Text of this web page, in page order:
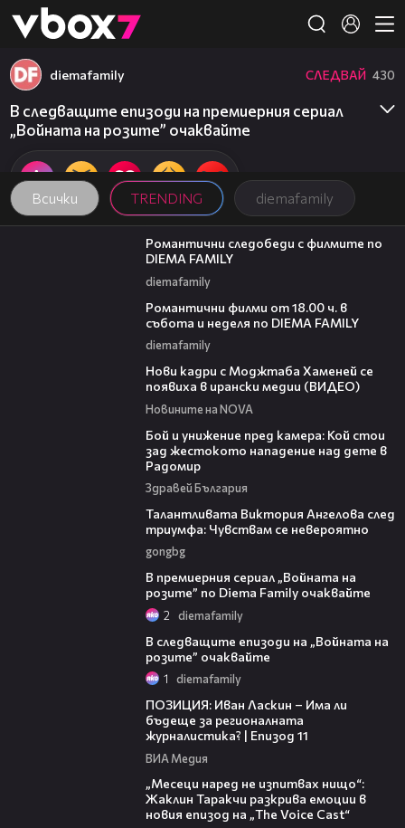
👾
Всички TRENDING diemafamily
diemafamily СЛЕДВАЙ 430
В следващите епизоди на премиерния сериал
„Войната на розите” очаквайте
00:31
Романтични следобеди с филмите по
DIEMA FAMILY
diemafamily
Романтични филми от 18.00 ч. в
събота и неделя по DIEMA FAMILY
diemafamily
Нови кадри с Моджтаба Хаменей се
появиха в ирански медии (ВИДЕО)
Новините на NOVA
Бой и унижение пред камера: Кой стои
зад жестокото нападение над дете в
Радомир
Здравей България
Талантливата Виктория Ангелова след
триумфа: Чувствам се невероятно
gongbg
В премиерния сериал „Войната на
розите” по Diema Family очаквайте
2 diemafamily
В следващите епизоди на „Войната на
розите” очаквайте
1 diemafamily
ПОЗИЦИЯ: Иван Ласкин – Има ли
бъдеще за регионалната
журналистика? | Епизод 11
ВИА Медия
„Месеци наред не изпитвах нищо“:
Жаклин Таракчи разкрива емоции в
новия епизод на „The Voice Cast“